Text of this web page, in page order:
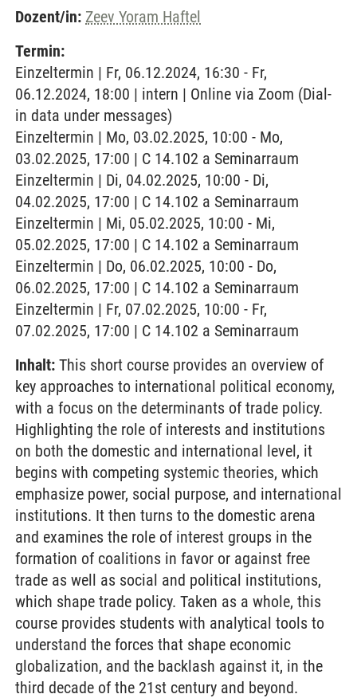
Dozent/in: Zeev Yoram Haftel
Termin:
Einzeltermin | Fr, 06.12.2024, 16:30 - Fr,
06.12.2024, 18:00 | intern | Online via Zoom (Dial-
in data under messages)
Einzeltermin | Mo, 03.02.2025, 10:00 - Mo,
03.02.2025, 17:00 | C 14.102 a Seminarraum
Einzeltermin | Di, 04.02.2025, 10:00 - Di,
04.02.2025, 17:00 | C 14.102 a Seminarraum
Einzeltermin | Mi, 05.02.2025, 10:00 - Mi,
05.02.2025, 17:00 | C 14.102 a Seminarraum
Einzeltermin | Do, 06.02.2025, 10:00 - Do,
06.02.2025, 17:00 | C 14.102 a Seminarraum
Einzeltermin | Fr, 07.02.2025, 10:00 - Fr,
07.02.2025, 17:00 | C 14.102 a Seminarraum
Inhalt: This short course provides an overview of
key approaches to international political economy,
with a focus on the determinants of trade policy.
Highlighting the role of interests and institutions
on both the domestic and international level, it
begins with competing systemic theories, which
emphasize power, social purpose, and international
institutions. It then turns to the domestic arena
and examines the role of interest groups in the
formation of coalitions in favor or against free
trade as well as social and political institutions,
which shape trade policy. Taken as a whole, this
course provides students with analytical tools to
understand the forces that shape economic
globalization, and the backlash against it, in the
third decade of the 21st century and beyond.